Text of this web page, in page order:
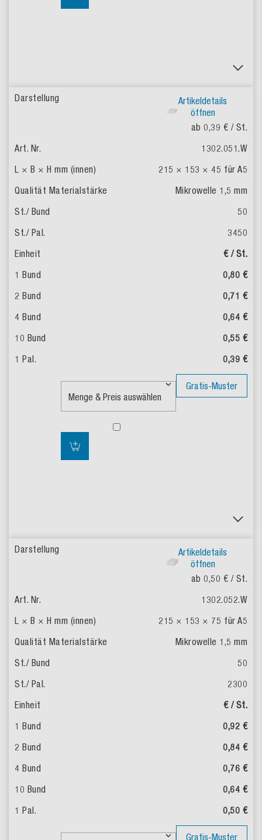
Artikeldetails
öffnen
ab 0,39 € / St.
1302.051.W
215 × 153 × 45 für A5
Mikrowelle 1,5 mm
50
3450
€ / St.
0,80 €
0,71 €
0,64 €
0,55 €
0,39 €
Gratis-Muster
Artikeldetails
öffnen
ab 0,50 € / St.
1302.052.W
215 × 153 × 75 für A5
Mikrowelle 1,5 mm
50
2300
€ / St.
0,92 €
0,84 €
0,76 €
0,64 €
0,50 €
Gratis-Muster